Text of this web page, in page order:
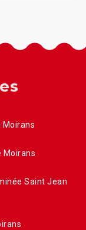
Moirans
Moirans
Saint Jean